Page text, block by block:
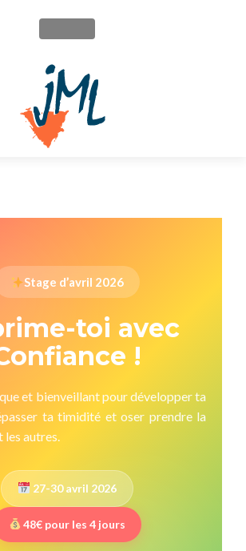
MENU
Stage d’avril 2026
toi avec
!
et bienveillant pour développer ta
ta timidité et oser prendre la
les autres.
27-30 avril 2026
48€ pour les 4 jours